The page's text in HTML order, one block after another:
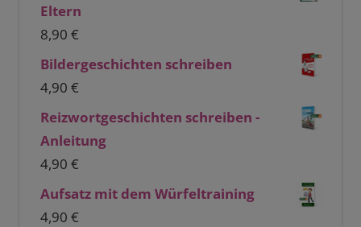
Eltern
8,90 €
Bildergeschichten schreiben
4,90 €
Reizwortgeschichten schreiben -
Anleitung
4,90 €
Aufsatz mit dem Würfeltraining
4,90 €